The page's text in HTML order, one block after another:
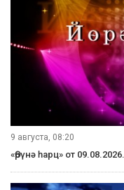
9 августа, 08:20
«Өрүнә һарц» от 09.08.2026.